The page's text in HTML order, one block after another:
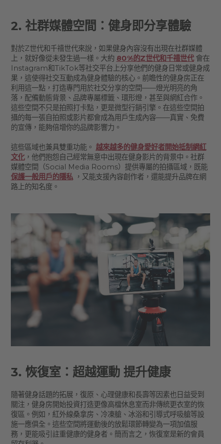
2. 社群媒體空間：健身即分享體驗
對於Z世代和千禧世代來說，如果健身內容沒有出現在社群媒體
上，就好像從未發生過一樣。大約 80%的Z世代和千禧世代會在
Instagram和TikTok等社交平台上分享他們的健身日常或健身成
果，這使得社交互動成為健身體驗的核心。前瞻性的健身房正在
利用這一點，打造專門用於社交分享的空間——燈光明亮的角
落，配備動態背景、品牌專屬標籤、環形燈，甚至與網紅合作。
這些空間不只是拍照打卡點，更是微型行銷引擎。在這些空間拍
攝的每一張自拍照或影片都會成為用戶生成內容——真實、免費
的宣傳，能夠倍增你的品牌影響力。
這些區域也兼具雙重功能。 越來越多的健身愛好者開始抵制網紅
文化，他們抱怨自己經常無意中出現在健身影片的背景中。社群
媒體空間（Social Media Rooms）提供專屬的拍攝區域，既能
保護一般用戶的隱私，又能支援內容創作者，還能提升品牌在網
路上的知名度。
3. 恢復室：超越運動 提升健康
隨著健身話題的拓展，復原、心理健康和長壽等因素也日益受到
關注，健身房開始投資打造更像高檔休息室而非傳統更衣室的恢
復區。例如，紅外線桑拿房、冷凍艙、冰浴和引導式呼吸艙等設
施一應俱全。這些空間將運動後的放鬆環節轉變為一項加值服
務，更能吸引註重健康的健身者。簡而言之，恢復室是新的會員